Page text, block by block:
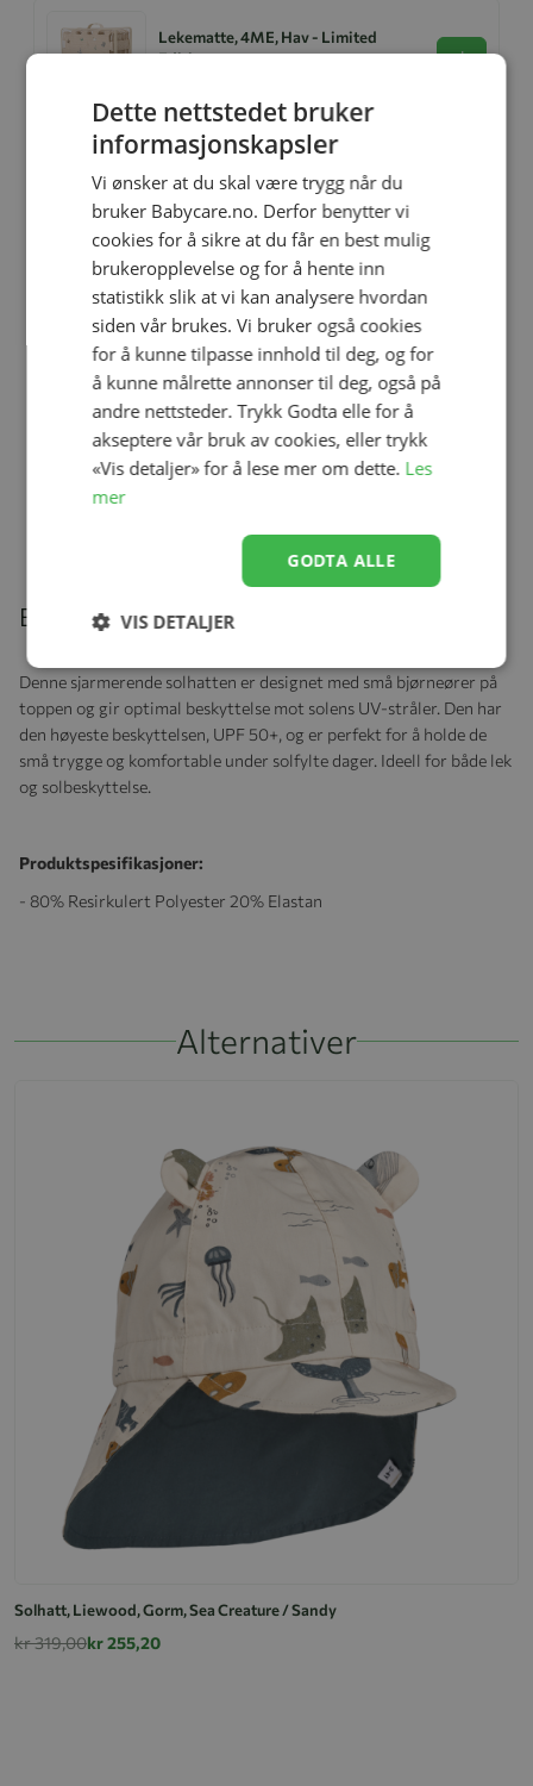
Lekematte, 4ME, Hav - Limited
Edition
Se
Badesko, Konges Sløjd, Sea, Cherry
kr 429,00kr 343,20
Kopp, Konges Sløjd, Lemon, 2 pk
kr 279,00kr 223,20
Pop-Up UV/Strandtelt, Konges Sløjd,
Beskrivelse
Denne sjarmerende solhatten er designet med små bjørneører på
toppen og gir optimal beskyttelse mot solens UV-stråler. Den har
den høyeste beskyttelsen, UPF 50+, og er perfekt for å holde de
små trygge og komfortable under solfylte dager. Ideell for både lek
og solbeskyttelse.
Produktspesifikasjoner:
- 80% Resirkulert Polyester 20% Elastan
Alternativer
Solhatt, Liewood, Gorm, Sea Creature / Sandy
kr 319,00kr 255,20
Dette nettstedet bruker
informasjonskapsler
Vi ønsker at du skal være trygg når du
bruker Babycare.no. Derfor benytter vi
cookies for å sikre at du får en best mulig
brukeropplevelse og for å hente inn
statistikk slik at vi kan analysere hvordan
siden vår brukes. Vi bruker også cookies
for å kunne tilpasse innhold til deg, og for
å kunne målrette annonser til deg, også på
andre nettsteder. Trykk Godta elle for å
akseptere vår bruk av cookies, eller trykk
«Vis detaljer» for å lese mer om dette. Les
mer
GODTA ALLE
VIS DETALJER